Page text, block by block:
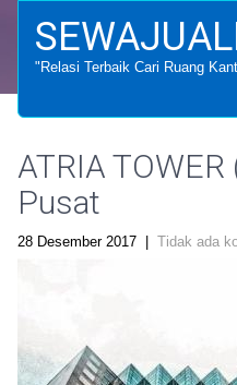
"Relasi Terbaik Cari Ruang
ATRIA
Pusat
28 Desember 2017 Tidak ada